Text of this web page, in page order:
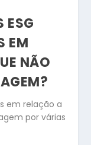
ESG
EM
NÃO
em relação a
por várias